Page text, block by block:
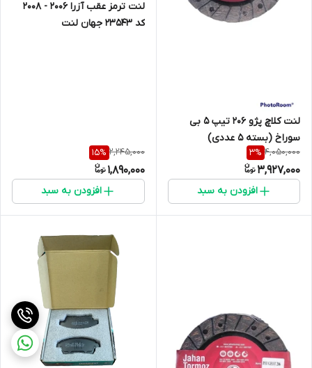
لنت کلاچ پژو 206 تیپ 5 بی
سوراخ (بسته 5 عددی)
3*137*200
4,050,000
3%
3,927,000
افزودن به سبد
لنت ترمز عقب آزرا 2006 - 2008
کد 23543 جهان لنت
2,245,000
15%
1,890,000
افزودن به سبد